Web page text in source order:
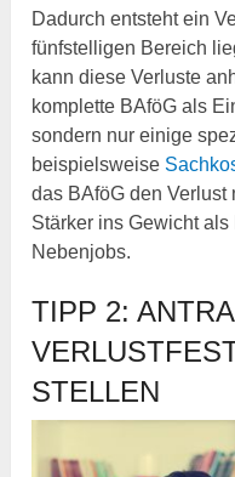
Dadurch entsteht ein
fünfstelligen Bereich
kann diese Verluste
komplette BAföG als
sondern nur einige
beispielsweise
das BAföG den Verlust
Stärker ins Gewicht
Nebenjobs.
TIPP 2:
STELLEN